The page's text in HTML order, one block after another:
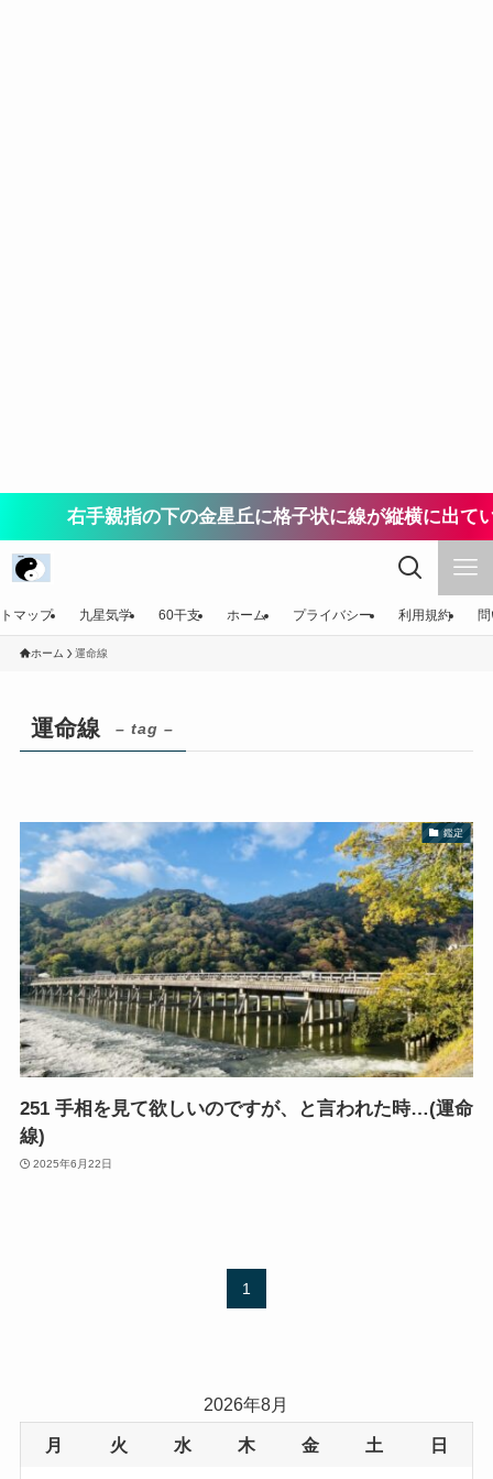
右手親指の下の金星丘に格子状に線が縦横に出て
マップ 九星気学 60干支 ホーム プライバシー 利用規約
ホーム 運命線
運命線 – tag –
鑑定
251 手相を見て欲しいのですが、と言われた時…(運命
線)
2025年6月22日
1
2026年8月
月 火 水 木 金 土 日